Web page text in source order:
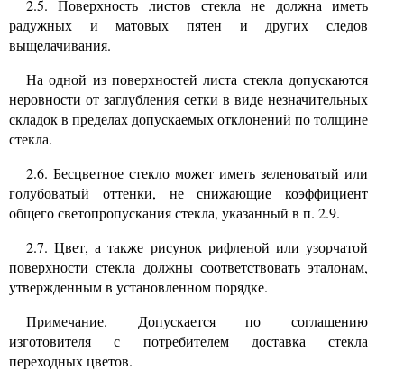
2.5. Поверхность листов стекла не должна иметь
радужных и матовых пятен и других следов
выщелачивания.
На одной из поверхностей листа стекла допускаются
неровности от заглубления сетки в виде незначительных
складок в пределах допускаемых отклонений по толщине
стекла.
2.6. Бесцветное стекло может иметь зеленоватый или
голубоватый оттенки, не снижающие коэффициент
общего светопропускания стекла, указанный в п. 2.9.
2.7. Цвет, а также рисунок рифленой или узорчатой
поверхности стекла должны соответствовать эталонам,
утвержденным в установленном порядке.
Примечание. Допускается по соглашению
изготовителя с потребителем доставка стекла
переходных цветов.